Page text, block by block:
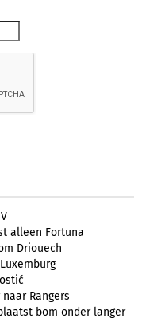
alleen Fortuna
Driouech
Rangers
bom onder langer